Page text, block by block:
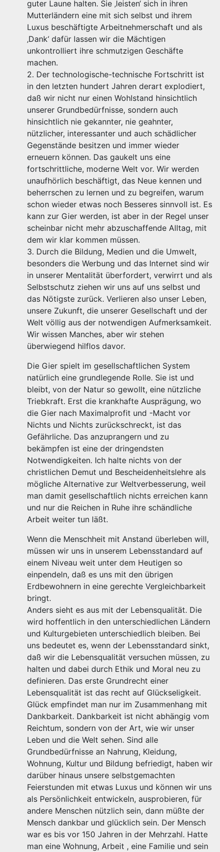
guter Laune halten. Sie ‚leisten‘ sich in ihren
Mutterländern eine mit sich selbst und ihrem
Luxus beschäftigte Arbeitnehmerschaft und als
‚Dank‘ dafür lassen wir die Mächtigen
unkontrolliert ihre schmutzigen Geschäfte
machen.
2. Der technologische-technische Fortschritt ist
in den letzten hundert Jahren derart explodiert,
daß wir nicht nur einen Wohlstand hinsichtlich
unserer Grundbedürfnisse, sondern auch
hinsichtlich nie gekannter, nie geahnter,
nützlicher, interessanter und auch schädlicher
Gegenstände besitzen und immer wieder
erneuern können. Das gaukelt uns eine
fortschrittliche, moderne Welt vor. Wir werden
unaufhörlich beschäftigt, das Neue kennen und
beherrschen zu lernen und zu begreifen, warum
schon wieder etwas noch Besseres sinnvoll ist. Es
kann zur Gier werden, ist aber in der Regel unser
scheinbar nicht mehr abzuschaffende Alltag, mit
dem wir klar kommen müssen.
3. Durch die Bildung, Medien und die Umwelt,
besonders die Werbung und das Internet sind wir
in unserer Mentalität überfordert, verwirrt und als
Selbstschutz ziehen wir uns auf uns selbst und
das Nötigste zurück. Verlieren also unser Leben,
unsere Zukunft, die unserer Gesellschaft und der
Welt völlig aus der notwendigen Aufmerksamkeit.
Wir wissen Manches, aber wir stehen
überwiegend hilflos davor.
Die Gier spielt im gesellschaftlichen System
natürlich eine grundlegende Rolle. Sie ist und
bleibt, von der Natur so gewollt, eine nützliche
Triebkraft. Erst die krankhafte Ausprägung, wo
die Gier nach Maximalprofit und -Macht vor
Nichts und Nichts zurückschreckt, ist das
Gefährliche. Das anzuprangern und zu
bekämpfen ist eine der dringendsten
Notwendigkeiten. Ich halte nichts von der
christlichen Demut und Bescheidenheitslehre als
mögliche Alternative zur Weltverbesserung, weil
man damit gesellschaftlich nichts erreichen kann
und nur die Reichen in Ruhe ihre schändliche
Arbeit weiter tun läßt.
Wenn die Menschheit mit Anstand überleben will,
müssen wir uns in unserem Lebensstandard auf
einem Niveau weit unter dem Heutigen so
einpendeln, daß es uns mit den übrigen
Erdbewohnern in eine gerechte Vergleichbarkeit
bringt.
Anders sieht es aus mit der Lebensqualität. Die
wird hoffentlich in den unterschiedlichen Ländern
und Kulturgebieten unterschiedlich bleiben. Bei
uns bedeutet es, wenn der Lebensstandard sinkt,
daß wir die Lebensqualität versuchen müssen, zu
halten und dabei durch Ethik und Moral neu zu
definieren. Das erste Grundrecht einer
Lebensqualität ist das recht auf Glückseligkeit.
Glück empfindet man nur im Zusammenhang mit
Dankbarkeit. Dankbarkeit ist nicht abhängig vom
Reichtum, sondern von der Art, wie wir unser
Leben und die Welt sehen. Sind alle
Grundbedürfnisse an Nahrung, Kleidung,
Wohnung, Kultur und Bildung befriedigt, haben wir
darüber hinaus unsere selbstgemachten
Feierstunden mit etwas Luxus und können wir uns
als Persönlichkeit entwickeln, ausprobieren, für
andere Menschen nützlich sein, dann müßte der
Mensch dankbar und glücklich sein. Der Mensch
war es bis vor 150 Jahren in der Mehrzahl. Hatte
man eine Wohnung, Arbeit , eine Familie und sein